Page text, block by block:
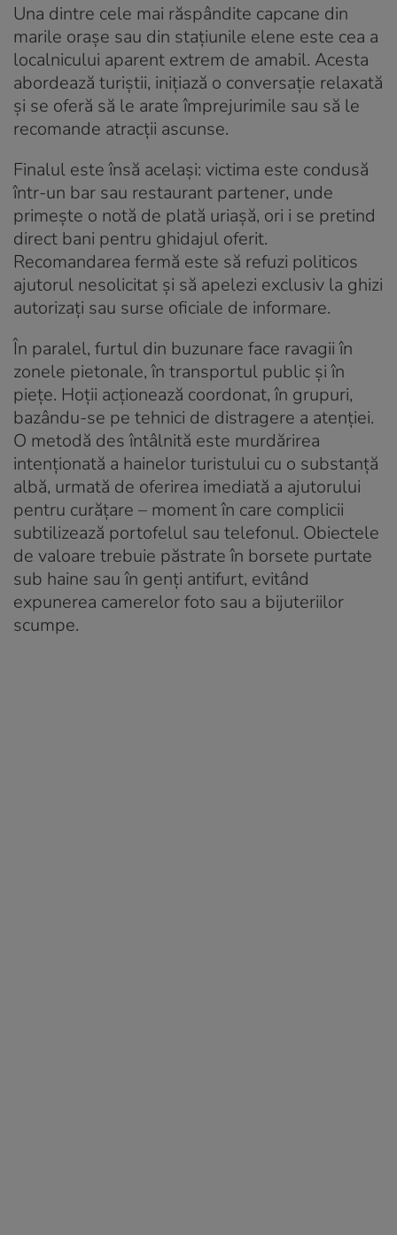
Una dintre cele mai răspândite capcane din
marile orașe sau din stațiunile elene este cea a
localnicului aparent extrem de amabil. Acesta
abordează turiștii, inițiază o conversație relaxată
și se oferă să le arate împrejurimile sau să le
recomande atracții ascunse.
Finalul este însă același: victima este condusă
într-un bar sau restaurant partener, unde
primește o notă de plată uriașă, ori i se pretind
direct bani pentru ghidajul oferit.
Recomandarea fermă este să refuzi politicos
ajutorul nesolicitat și să apelezi exclusiv la ghizi
autorizați sau surse oficiale de informare.
În paralel, furtul din buzunare face ravagii în
zonele pietonale, în transportul public și în
piețe. Hoții acționează coordonat, în grupuri,
bazându-se pe tehnici de distragere a atenției.
O metodă des întâlnită este murdărirea
intenționată a hainelor turistului cu o substanță
albă, urmată de oferirea imediată a ajutorului
pentru curățare – moment în care complicii
subtilizează portofelul sau telefonul. Obiectele
de valoare trebuie păstrate în borsete purtate
sub haine sau în genți antifurt, evitând
expunerea camerelor foto sau a bijuteriilor
scumpe.